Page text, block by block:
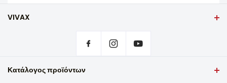
VIVAX
Πού να αγοράσω προϊόντα VIVAX;
Υποστήριξη σέρβις εγγύησης
Κατάλογος προϊόντων